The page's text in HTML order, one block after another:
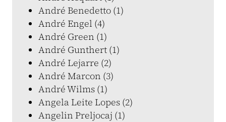
André Benedetto (1)
André Engel (4)
André Green (1)
André Gunthert (1)
André Lejarre (2)
André Marcon (3)
André Wilms (1)
Angela Leite Lopes (2)
Angelin Preljocaj (1)